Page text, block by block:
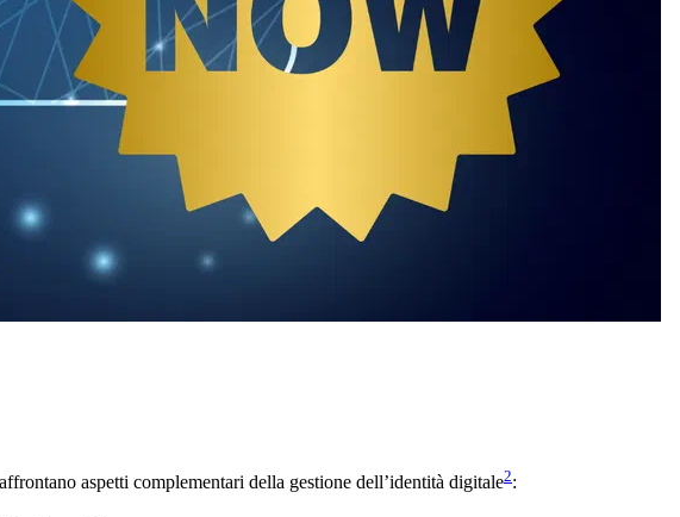
aspetti complementari della gestione dell’identità digitale2: